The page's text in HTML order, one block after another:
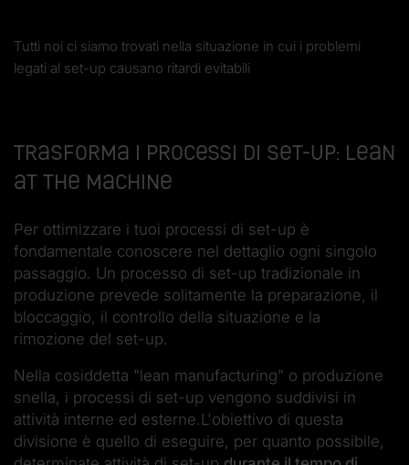
Tutti noi ci siamo trovati nella situazione in cui i problemi
legati al set-up causano ritardi evitabili
Trasforma i processi di set-up: Lean
at the machine
Per ottimizzare i tuoi processi di set-up è
fondamentale conoscere nel dettaglio ogni singolo
passaggio. Un processo di set-up tradizionale in
produzione prevede solitamente la preparazione, il
bloccaggio, il controllo della situazione e la
rimozione del set-up.
Nella cosiddetta "lean manufacturing" o produzione
snella, i processi di set-up vengono suddivisi in
attività interne ed esterne.L'obiettivo di questa
divisione è quello di eseguire, per quanto possibile,